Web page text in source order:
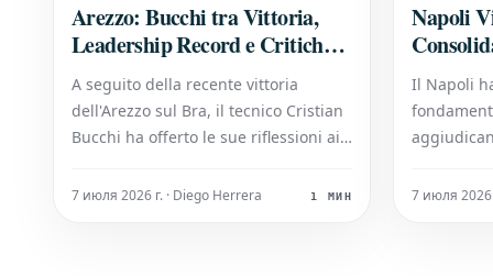
Arezzo: Bucchi tra Vittoria,
Leadership Record e Critiche
'Esterne'
A seguito della recente vittoria
dell'Arezzo sul Bra, il tecnico Cristian
Bucchi ha offerto le sue riflessioni ai
Bucchi ha dapprima riconosciuto la
7 июля 2026 г. · Diego Herrera 1 МИН
Napoli
Conte
Il Napoli
posizione
7 июля 2026